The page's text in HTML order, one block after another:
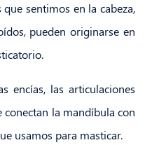
que sentimos en la cabeza,
pueden originarse en
encías, las articulaciones
la mandíbula con
usamos para masticar.